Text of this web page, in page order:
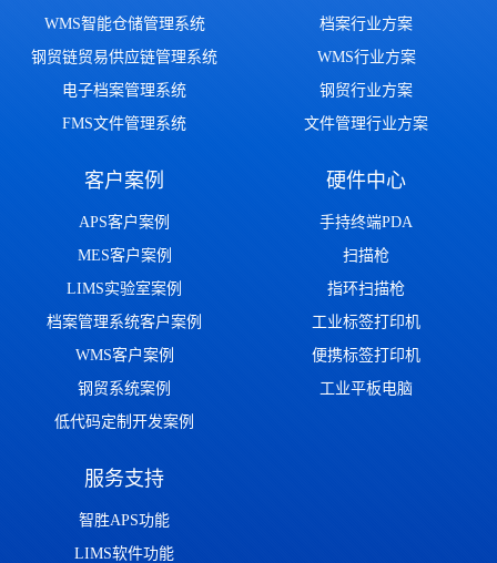
WMS智能仓储管理系统
钢贸链贸易供应链管理系统
电子档案管理系统
FMS文件管理系统
档案行业方案
WMS行业方案
钢贸行业方案
文件管理行业方案
客户案例
APS客户案例
MES客户案例
LIMS实验室案例
档案管理系统客户案例
WMS客户案例
钢贸系统案例
低代码定制开发案例
硬件中心
手持终端PDA
扫描枪
指环扫描枪
工业标签打印机
便携标签打印机
工业平板电脑
服务支持
智胜APS功能
LIMS软件功能